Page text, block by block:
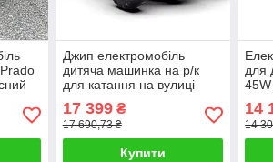
Джип електромобіль
дитяча машинка на р/к
для катання на вулиці
Червоний електро
квадроцикл з 2 моторами
65W MP3
17 399₴
17 690,73 ₴
Купити
для
14
14